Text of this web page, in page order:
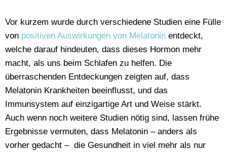
Vor kurzem wurde durch verschiedene Studien eine Fülle
von positiven Auswirkungen von Melatonin entdeckt,
welche darauf hindeuten, dass dieses Hormon mehr
macht, als uns beim Schlafen zu helfen. Die
überraschenden Entdeckungen zeigten auf, dass
Melatonin Krankheiten beeinflusst, und das
Immunsystem auf einzigartige Art und Weise stärkt.
Auch wenn noch weitere Studien nötig sind, lassen frühe
Ergebnisse vermuten, dass Melatonin – anders als
vorher gedacht – die Gesundheit in viel mehr als nur